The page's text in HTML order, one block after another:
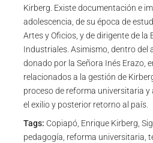
Kirberg. Existe documentación e
adolescencia, de su época de
Artes y Oficios, y de dirigente de la
Industriales. Asimismo, dentro del
donado por la Señora Inés Erazo,
relacionados a la gestión de
proceso de reforma universitaria
el exilio y posterior retorno al país.
Tags: Copiapó, Enrique Kirberg,
pedagogía, reforma universitaria,